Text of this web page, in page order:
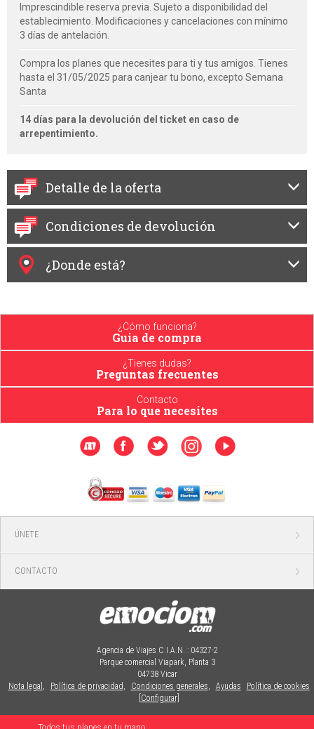
Imprescindible reserva previa. Sujeto a disponibilidad del
establecimiento. Modificaciones y cancelaciones con mínimo
3 días de antelación.
Compra los planes que necesites para ti y tus amigos. Tienes
hasta el 31/05/2025 para canjear tu bono, excepto Semana
Santa
14 días para la devolución del ticket en caso de
arrepentimiento.
Detalle de la oferta
Condiciones de devolución
¿Donde está?
¿Cómo funciona?
Guia de compra
¿Tienes dudas?
Preguntas frecuentes
Contacto
Para lo que necesites
ÚNETE
CONTACTO
Agencia de Viajes C.I.A.N. : 04327-2
Parque comercial Viapark, Planta 3
04738 Vicar
Nota legal
Política de privacidad Condiciones generales Ayudas
Política de cookies
[Configurar]